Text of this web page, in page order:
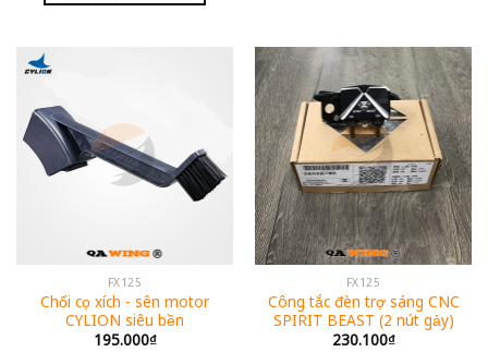
FX125
Chổi cọ xích - sên motor
CYLION siêu bền
195.000₫
FX125
Công tắc đèn trợ sáng CNC
SPIRIT BEAST (2 nút gảy)
230.100₫